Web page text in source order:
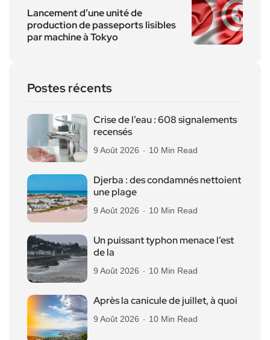
Lancement d’une unité de
production de passeports lisibles
par machine à Tokyo
Postes récents
Crise de l’eau : 608 signalements
recensés
9 Août 2026 10 Min Read
Djerba : des condamnés nettoient
une plage
9 Août 2026 10 Min Read
Un puissant typhon menace l’est
de la
9 Août 2026 10 Min Read
Après la canicule de juillet, à quoi
9 Août 2026 10 Min Read